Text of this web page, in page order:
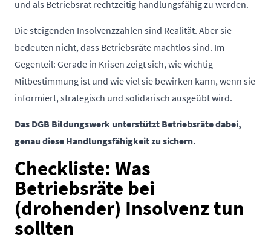
und als Betriebsrat rechtzeitig handlungsfähig zu werden.
Die steigenden Insolvenzzahlen sind Realität. Aber sie
bedeuten nicht, dass Betriebsräte machtlos sind. Im
Gegenteil: Gerade in Krisen zeigt sich, wie wichtig
Mitbestimmung ist und wie viel sie bewirken kann, wenn sie
informiert, strategisch und solidarisch ausgeübt wird.
Das DGB Bildungswerk unterstützt Betriebsräte dabei,
genau diese Handlungsfähigkeit zu sichern.
Checkliste: Was
Betriebsräte bei
(drohender) Insolvenz tun
sollten